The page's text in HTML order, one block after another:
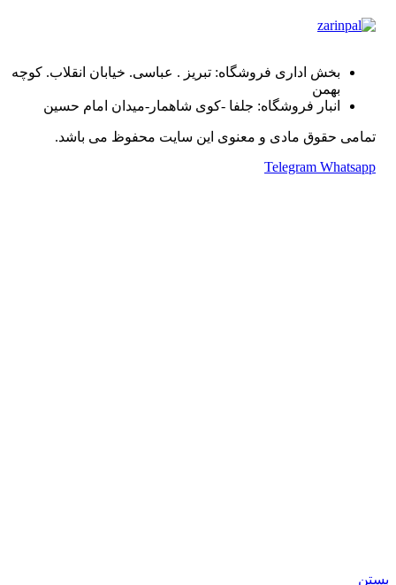
بخش اداری فروشگاه: تبریز . عباسی. خیابان انقلاب. کوچه
بهمن
انبار فروشگاه: جلفا -کوی شاهمار-میدان امام حسین
تمامی حقوق مادی و معنوی این سایت محفوظ می باشد.
Telegram Whatsapp
بستن